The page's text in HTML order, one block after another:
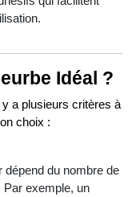
Idéal ?
y a plusieurs critères à
choix :
dépend du nombre de
Par exemple, un